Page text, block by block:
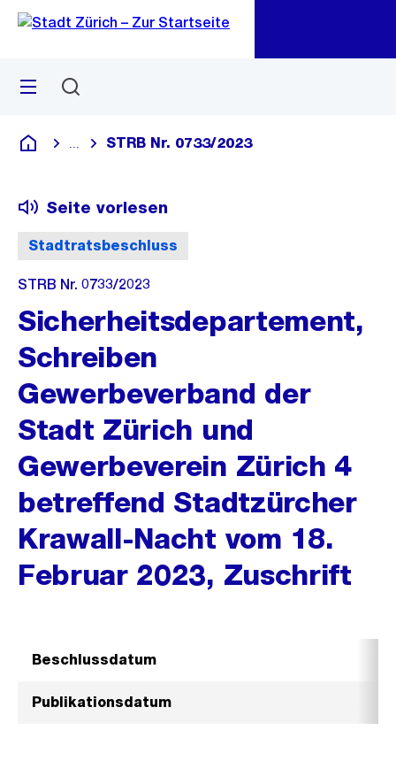
Navigation
Sprunglink
Menü
Deutsch
Blende alle Breadcrumbs ein
STRB Nr. 0733/2023
Stadtratsbeschluss
Seite vorlesen
STRB Nr. 0733/2023
Sicherheitsdepartement,
Schreiben
Gewerbeverband der
Stadt Zürich und
Gewerbeverein Zürich 4
betreffend Stadtzürcher
Krawall-Nacht vom 18.
Februar 2023, Zuschrift
Beschlussdatum
Publikationsdatum